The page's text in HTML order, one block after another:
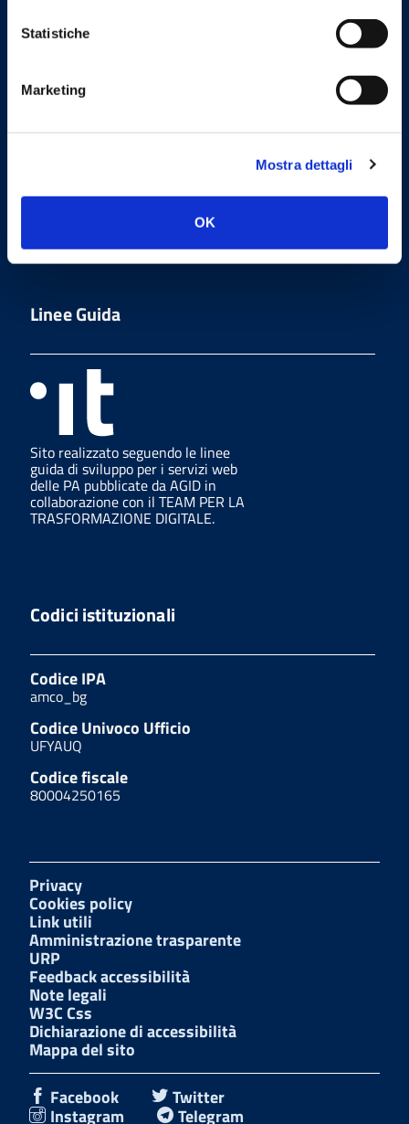
Statistiche
Marketing
Mostra dettagli
OK
tel
fax
Linee Guida
Sito realizzato seguendo le linee
guida di sviluppo per i servizi web
delle PA pubblicate da AGID in
collaborazione con il TEAM PER LA
TRASFORMAZIONE DIGITALE.
Codici istituzionali
Codice IPA
amco_bg
Codice Univoco Ufficio
UFYAUQ
Codice fiscale
80004250165
Privacy
Cookies policy
Link utili
Amministrazione trasparente
URP
Feedback accessibilità
Note legali
W3C Css
Dichiarazione di accessibilità
Mappa del sito
Facebook
Twitter
Instagram Telegram